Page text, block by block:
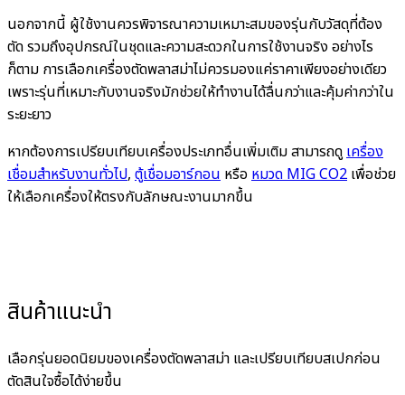
นอกจากนี้ ผู้ใช้งานควรพิจารณาความเหมาะสมของรุ่นกับวัสดุที่ต้อง
ตัด รวมถึงอุปกรณ์ในชุดและความสะดวกในการใช้งานจริง อย่างไร
ก็ตาม การเลือกเครื่องตัดพลาสม่าไม่ควรมองแค่ราคาเพียงอย่างเดียว
เพราะรุ่นที่เหมาะกับงานจริงมักช่วยให้ทำงานได้ลื่นกว่าและคุ้มค่ากว่าใน
ระยะยาว
หากต้องการเปรียบเทียบเครื่องประเภทอื่นเพิ่มเติม สามารถดูเครื่อง
เชื่อมสำหรับงานทั่วไป, ตู้เชื่อมอาร์กอน หรือ หมวด MIG CO2 เพื่อช่วย
ให้เลือกเครื่องให้ตรงกับลักษณะงานมากขึ้น
สินค้าแนะนำ
เลือกรุ่นยอดนิยมของเครื่องตัดพลาสม่า และเปรียบเทียบสเปกก่อน
ตัดสินใจซื้อได้ง่ายขึ้น